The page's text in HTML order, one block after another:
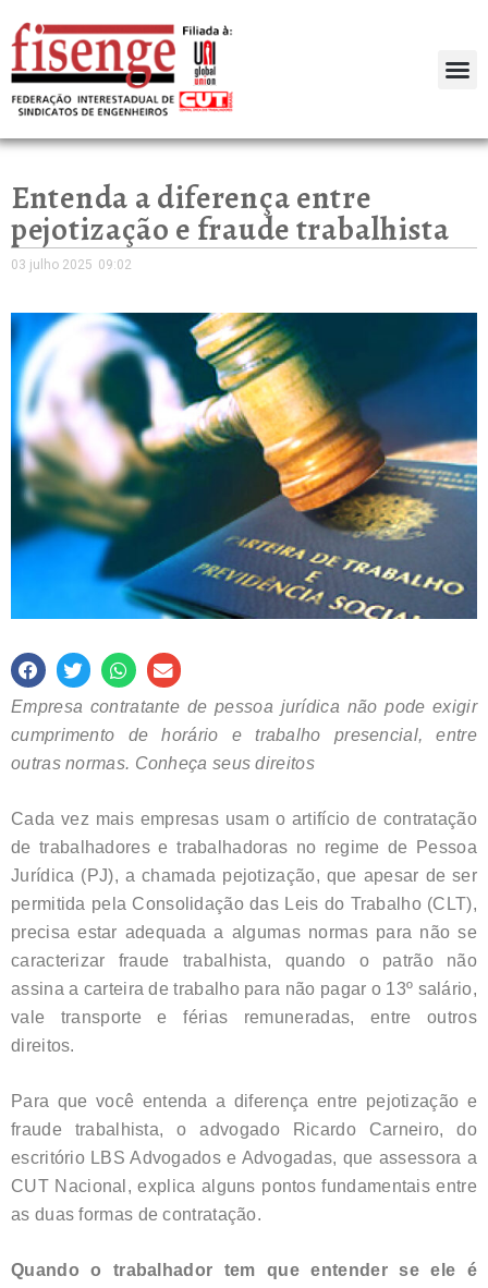
Entenda a diferença entre
pejotização e fraude trabalhista
03 julho 2025 09:02
Empresa contratante de pessoa jurídica não pode exigir
cumprimento de horário e trabalho presencial, entre
outras normas. Conheça seus direitos
Cada vez mais empresas usam o artifício de contratação
de trabalhadores e trabalhadoras no regime de Pessoa
Jurídica (PJ), a chamada pejotização, que apesar de ser
permitida pela Consolidação das Leis do Trabalho (CLT),
precisa estar adequada a algumas normas para não se
caracterizar fraude trabalhista, quando o patrão não
assina a carteira de trabalho para não pagar o 13º salário,
vale transporte e férias remuneradas, entre outros
direitos.
Para que você entenda a diferença entre pejotização e
fraude trabalhista, o advogado Ricardo Carneiro, do
escritório LBS Advogados e Advogadas, que assessora a
CUT Nacional, explica alguns pontos fundamentais entre
as duas formas de contratação.
Quando o trabalhador tem que entender se ele é